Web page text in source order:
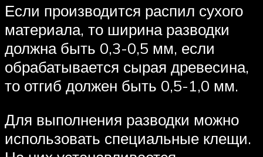
Если производится распил сухого
материала, то ширина разводки
должна быть 0,3-0,5 мм, если
обрабатывается сырая древесина,
то отгиб должен быть 0,5-1,0 мм.
Для выполнения разводки можно
использовать специальные клещи.